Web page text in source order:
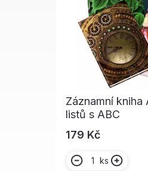
Záznamní kniha
listů s ABC
179 Kč
ks